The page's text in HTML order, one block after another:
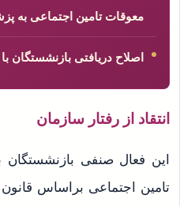
معوقات تامین اجتماعی به
اصلاح دریافتی بازنشستگان
انتقاد از رفتار سازمان
این فعال صنفی بازنشستگان
تامین اجتماعی براساس